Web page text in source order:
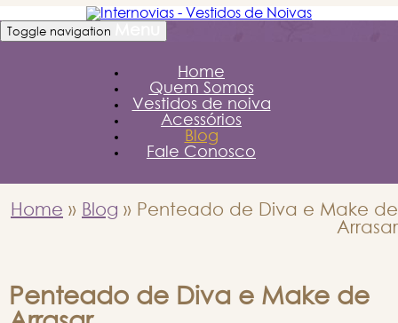
Toggle navigation
Home
Quem Somos
Vestidos de noiva
Acessórios
Blog
Fale Conosco
Home » Blog » Penteado de Diva e Make de
Arrasar
Penteado de Diva e Make de